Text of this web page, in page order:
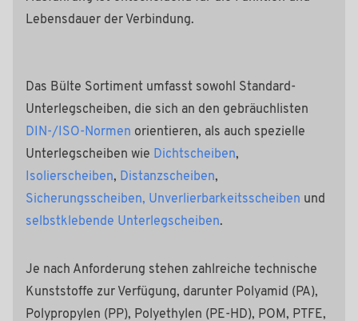
Lebensdauer der Verbindung.
Das Bülte Sortiment umfasst sowohl Standard-
Unterlegscheiben, die sich an den gebräuchlisten
DIN-/ISO-Normen orientieren, als auch spezielle
Unterlegscheiben wie Dichtscheiben,
Isolierscheiben, Distanzscheiben,
Sicherungsscheiben, Unverlierbarkeitsscheiben und
selbstklebende Unterlegscheiben.
Je nach Anforderung stehen zahlreiche technische
Kunststoffe zur Verfügung, darunter Polyamid (PA),
Polypropylen (PP), Polyethylen (PE-HD), POM, PTFE,